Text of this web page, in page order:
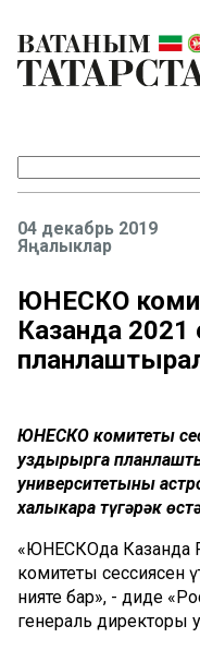
04 декабрь 2019
Яңалыклар
ЮНЕСКО
Казанда
ЮНЕСКО комитеты
уздырырга
университетының
халыкара түгәрәк
«ЮНЕСКОда Казанда
комитеты сессиясен
нияте бар», - диде
генераль директоры